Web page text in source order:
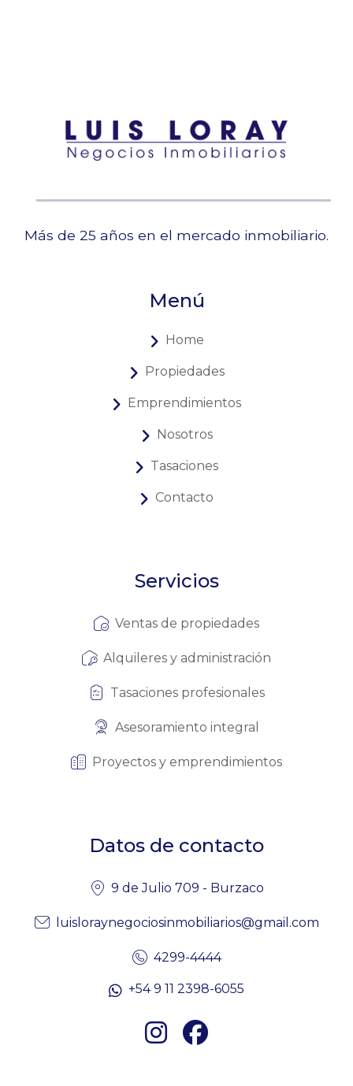
Más de 25 años en el mercado inmobiliario.
Menú
Home
Propiedades
Emprendimientos
Nosotros
Tasaciones
Contacto
Servicios
Ventas de propiedades
Alquileres y administración
Tasaciones profesionales
Asesoramiento integral
Proyectos y emprendimientos
Datos de contacto
9 de Julio 709 - Burzaco
luisloraynegociosinmobiliarios@gmail.com
4299-4444
+54 9 11 2398-6055